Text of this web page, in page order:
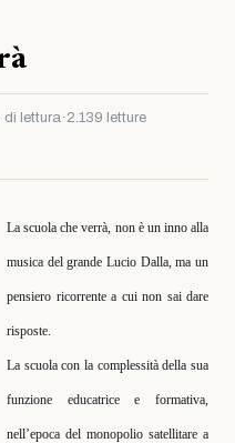
di lettura· 2.139 letture
La scuola che verrà, non è un inno alla
musica del grande Lucio Dalla, ma un
pensiero ricorrente a cui non sai dare
risposte.
La scuola con la complessità della sua
funzione educatrice e formativa,
nell’epoca del monopolio satellitare a